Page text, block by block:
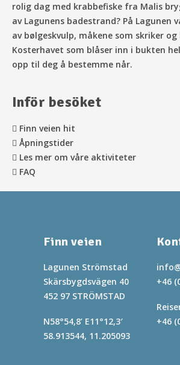
rolig dag med krabbefiske fra Malis
av Lagunens badestrand? På Lagunen
av bølgeskvulp, måkene som skriker
Kosterhavet som blåser inn i bukten
opp til deg å bestemme når.
Inför besöket
Finn veien hit
Åpningstider
Les mer om våre aktiviteter
FAQ
Finn veien
Lagunen Strömstad
Skärsbygdsvägen 40
452 97 STRÖMSTAD
N58°54,8’ E11°12,3′
58.913544, 11.205093
+46
+46